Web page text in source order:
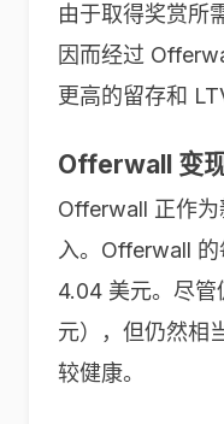
由于取得奖赏所
因而经过
更高的留存和
Offerwall 变
Offerwall 正作
入。Offerwall
4.04 美元。尽管
元），但仍然相
较健康。